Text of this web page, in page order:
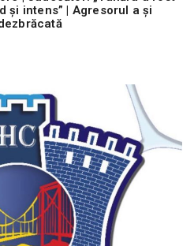
și intens” | Agresorul a și